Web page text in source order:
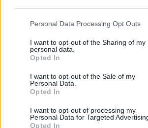
Personal Data Processing Opt Outs
I want to opt-out of the Sharing of my
personal data.
Opted In
I want to opt-out of the Sale of my
Personal Data.
Opted In
I want to opt-out of processing my
Personal Data for Targeted
Opted In
concorso straordinario
Percorsi 60 e 30 CFU
nell’anno 2024/25
Percorso da 60CFU/CFA
concorso che hanno